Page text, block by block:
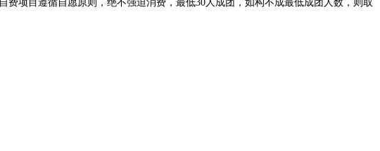
自费项目遵循自愿原则，绝不强迫消费，最低30人成团，如构不成最低成团人数，则取